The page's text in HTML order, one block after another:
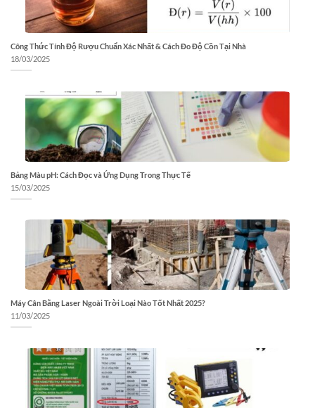
Công Thức Tính Độ Rượu Chuẩn Xác Nhất & Cách Đo Độ Cồn Tại Nhà
18/03/2025
Bảng Màu pH: Cách Đọc và Ứng Dụng Trong Thực Tế
15/03/2025
Máy Cân Bằng Laser Ngoài Trời Loại Nào Tốt Nhất 2025?
11/03/2025